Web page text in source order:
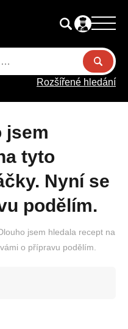
Rozšířené hledání
tyto
Nyní se
podělím.
jsem hledala recept na
o přípravu podělím.